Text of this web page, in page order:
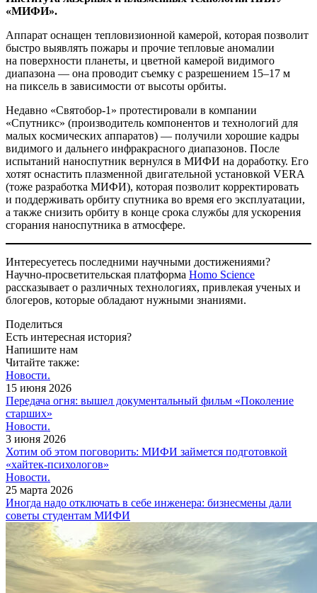
«МИФИ».
Аппарат оснащен тепловизионной камерой, которая позволит
быстро выявлять пожары и прочие тепловые аномалии
на поверхности планеты, и цветной камерой видимого
диапазона — ​она проводит съемку с разрешением 15–17 м
на пиксель в зависимости от высоты орбиты.
Недавно «Святобор‑1» протестировали в компании
«Спутникс» (производитель компонентов и технологий для
малых космических аппаратов) — ​получили хорошие кадры
видимого и дальнего инфракрасного диапазонов. После
испытаний наноспутник вернулся в МИФИ на доработку. Его
хотят оснастить плазменной двигательной установкой VERA
(тоже разработка МИФИ), которая позволит корректировать
и поддерживать орбиту спутника во время его эксплуатации,
а также снизить орбиту в конце срока службы для ускорения
сгорания наноспутника в атмосфере.
Интересуетесь последними научными достижениями?
Научно-просветительская платформа Homo Science
рассказывает о различных технологиях, привлекая ученых и
блогеров, которые обладают нужными знаниями.
Поделиться
Есть интересная история?
Напишите нам
Читайте также:
Новости.
15 июня 2026
Передача огня: вышел документальный фильм «Поколение
старших»
Новости.
3 июня 2026
Хотим об этом поговорить: МИФИ займется подготовкой
«хайтек-психологов»
Новости.
25 марта 2026
Иногда надо отключать в себе инженера: бизнесмены дали
советы студентам МИФИ